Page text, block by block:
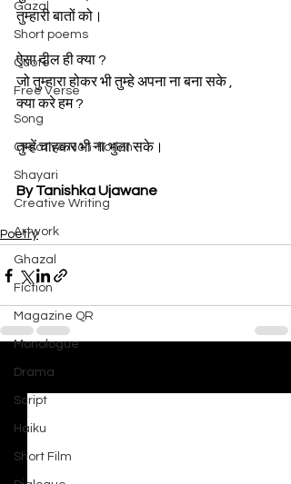
Gazal
Short poems
Quote
Free Verse
Song
Creative Non-fiction
Shayari
Creative Writing
Artwork
Ghazal
Fiction
Magazine QR
Monologue
Drama
Script
Haiku
Short Film
तुम्हारी बातों को।
ऐसा दील ही क्या ?
जो तुम्हारा होकर भी तुम्हे अपना ना बना सके ,
क्या करे हम ?
तुम्हें चाहकर भी ना भुला सके।
By Tanishka Ujawane
Poetry
Recent Posts